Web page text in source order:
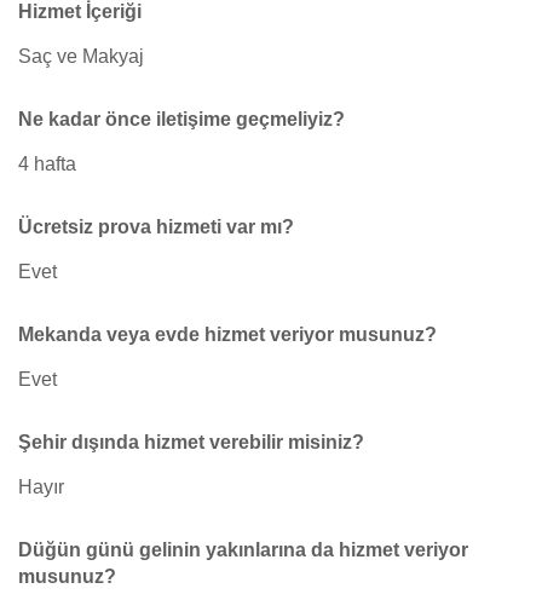
Hizmet İçeriği
Saç ve Makyaj
Ne kadar önce iletişime geçmeliyiz?
4 hafta
Ücretsiz prova hizmeti var mı?
Evet
Mekanda veya evde hizmet veriyor musunuz?
Evet
Şehir dışında hizmet verebilir misiniz?
Hayır
Düğün günü gelinin yakınlarına da hizmet veriyor
musunuz?